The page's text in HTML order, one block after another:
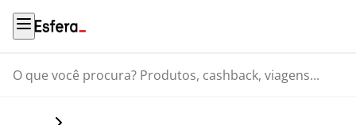
O que você procura? Produtos, cashback, viagens...